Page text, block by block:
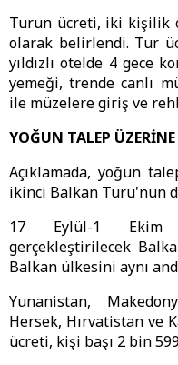
Turun ücreti, iki kişilik
olarak belirlendi. Tur
yıldızlı otelde 4 gece
yemeği, trende canlı
ile müzelere giriş ve
YOĞUN TALEP
Açıklamada, yoğun
ikinci Balkan Turu'nun
17 Eylül-1 Ekim
gerçekleştirilecek
Balkan ülkesini aynı
Yunanistan,
Hersek, Hırvatistan ve
ücreti, kişi başı 2 bin